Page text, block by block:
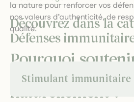
la nature pour renforcer vos
nos valeurs d’authenticité, de
qualité.
Pourquoi
défenses
naturellement ?
Découvrez dans la
Défenses
Stimulant immunitaire